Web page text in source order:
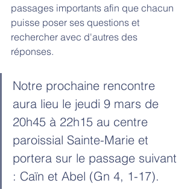
passages importants afin que chacun
puisse poser ses questions et
rechercher avec d'autres des
réponses.
Notre prochaine rencontre
aura lieu le jeudi 9 mars de
20h45 à 22h15 au centre
paroissial Sainte-Marie et
portera sur le passage suivant
: Caïn et Abel (Gn 4, 1-17).